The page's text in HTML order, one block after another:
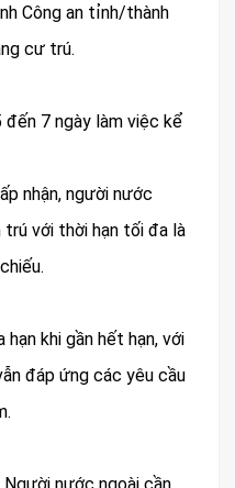
Công an tỉnh/thành
cư trú.
7 ngày làm việc kể
nhận, người nước
với thời hạn tối đa là
khi gần hết hạn, với
đáp ứng các yêu cầu
nước ngoài cần